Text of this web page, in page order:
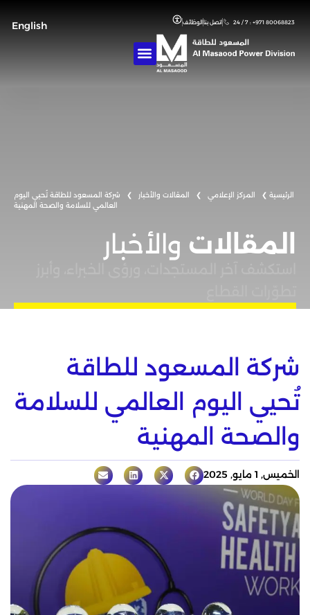
24 / 7 : +971 80068823 اتصل بناالوظائف English
❯ المركز الإعلامي ❯ المقالات والأخبار ❯ شركة المسعود للطاقة تُحيي اليوم
العالمي للسلامة والصحة المهنية
المقالات والأخبار
شركة المسعود للطاقة
تُحيي اليوم العالمي للسلامة
والصحة المهنية
الخميس, 1 مايو, 2025